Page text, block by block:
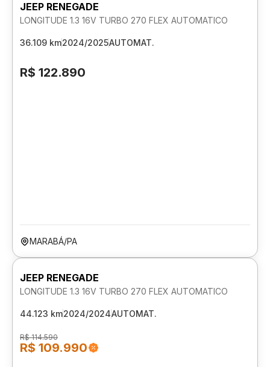
JEEP RENEGADE
LONGITUDE 1.3 16V TURBO 270 FLEX AUTOMATICO
36.109 km2024/2025AUTOMAT.
R$ 122.890
MARABÁ/PA
JEEP RENEGADE
LONGITUDE 1.3 16V TURBO 270 FLEX AUTOMATICO
44.123 km2024/2024AUTOMAT.
R$ 114.590
R$ 109.990